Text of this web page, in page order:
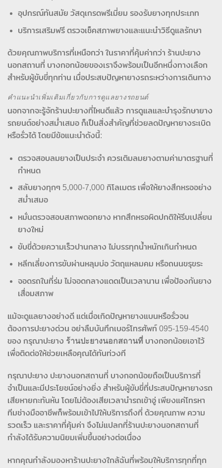
อุปกรณ์ทันสมัย วัสดุเกรดพรีเมี่ยม รองรับยางทุกประเภท
บริการเสริมฟรี ตรวจเช็คสภาพยางและแนะนำวิธีดูแลรักษา
ด้วยคุณภาพบริการที่เหนือกว่า ในราคาที่คุ้มค่ากว่า ร้านปะยาง
นอกสถานที่ บางกอกน้อยของเราจึงพร้อมเป็นอีกหนึ่งทางเลือก
สำหรับผู้ขับขี่ทุกท่าน เมื่อประสบปัญหายางรถระหว่างการเดินทาง
คำแนะนำเพิ่มเติมเกี่ยวกับการดูแลยางรถยนต์
นอกจากจะรู้จักร้านปะยางที่ไหนดีแล้ว การดูแลและบำรุงรักษายาง
รถยนต์อย่างสม่ำเสมอ ก็เป็นสิ่งสำคัญที่ช่วยลดปัญหายางระเบิด
หรือรั่วได้ โดยมีข้อแนะนำดังนี้:
ตรวจสอบลมยางเป็นประจำ ควรเติมลมยางตามค่ามาตรฐานที่
กำหนด
สลับยางทุกๆ 5,000-7,000 กิโลเมตร เพื่อให้ยางสึกหรออย่าง
สม่ำเสมอ
หมั่นตรวจสอบสภาพดอกยาง หากสึกหรอผิดปกติให้รีบเปลี่ยน
ยางใหม่
ขับขี่ด้วยความเร็วปานกลาง ไม่บรรทุกน้ำหนักเกินกำหนด
หลีกเลี่ยงการขับผ่านหลุมบ่อ วัตถุแหลมคม หรือถนนขรุขระ
จอดรถในที่ร่ม ไม่จอดกลางแดดเป็นเวลานาน เพื่อป้องกันยาง
เสื่อมสภาพ
แม้จะดูแลยางอย่างดี แต่เมื่อเกิดปัญหายางแบนหรือรั่วจน
ต้องการปะยางด่วน อย่าลืมบันทึกเบอร์โทรศัพท์ 095-159-4540
ของ กรุณาปะยาง ร้านปะยางนอกสถานที่ บางกอกน้อยเอาไว้
เพื่อติดต่อให้ช่วยเหลือคุณได้ทันท่วงที
กรุณาปะยาง ปะยางนอกสถานที่ บางกอกน้อยถือเป็นบริการที่
จำเป็นและมีประโยชน์อย่างยิ่ง สำหรับผู้ขับขี่ที่ประสบปัญหายางรถ
เสียหายกะทันหัน โดยไม่ต้องเสียเวลานำรถเข้าอู่ เพียงแค่โทรหา
ทีมช่างมืออาชีพก็พร้อมเข้าไปให้บริการถึงที่ ด้วยคุณภาพ ความ
รวดเร็ว และราคาที่คุ้มค่า จึงไม่แปลกที่ร้านปะยางนอกสถานที่
กำลังได้รับความนิยมเพิ่มขึ้นอย่างต่อเนื่อง
หากคุณกำลังมองหาร้านปะยางใกล้ฉันที่พร้อมให้บริการทุกที่ทุก